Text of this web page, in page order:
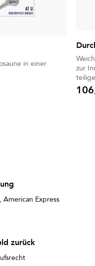
in einer
zur
Preis
American Express
zurück